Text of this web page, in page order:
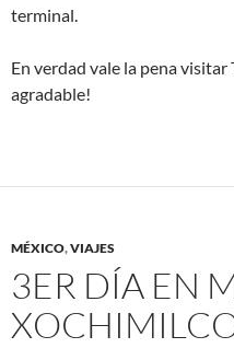
terminal.
En verdad vale la pena visitar
agradable!
MÉXICO,VIAJES
3ER DÍA EN